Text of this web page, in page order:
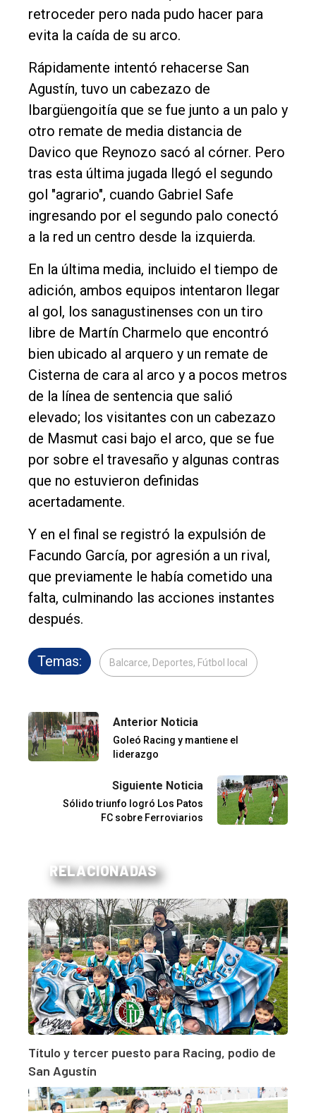
retroceder pero nada pudo hacer para
evita la caída de su arco.
Rápidamente intentó rehacerse San
Agustín, tuvo un cabezazo de
Ibargüengoitía que se fue junto a un palo y
otro remate de media distancia de
Davico que Reynozo sacó al córner. Pero
tras esta última jugada llegó el segundo
gol "agrario", cuando Gabriel Safe
ingresando por el segundo palo conectó
a la red un centro desde la izquierda.
En la última media, incluido el tiempo de
adición, ambos equipos intentaron llegar
al gol, los sanagustinenses con un tiro
libre de Martín Charmelo que encontró
bien ubicado al arquero y un remate de
Cisterna de cara al arco y a pocos metros
de la línea de sentencia que salió
elevado; los visitantes con un cabezazo
de Masmut casi bajo el arco, que se fue
por sobre el travesaño y algunas contras
que no estuvieron definidas
acertadamente.
Y en el final se registró la expulsión de
Facundo García, por agresión a un rival,
que previamente le había cometido una
falta, culminando las acciones instantes
después.
Temas: Balcarce, Deportes, Fútbol local
Anterior Noticia
Goleó Racing y mantiene el
liderazgo
Siguiente Noticia
Sólido triunfo logró Los Patos
FC sobre Ferroviarios
RELACIONADAS
Título y tercer puesto para Racing, podio de
San Agustín